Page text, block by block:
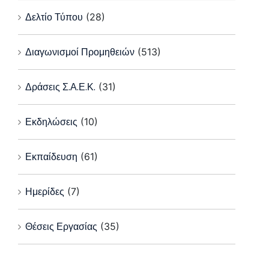
Δελτίο Τύπου (28)
Διαγωνισμοί Προμηθειών (513)
Δράσεις Σ.Α.Ε.Κ. (31)
Εκδηλώσεις (10)
Εκπαίδευση (61)
Ημερίδες (7)
Θέσεις Εργασίας (35)